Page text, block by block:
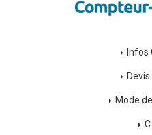
Infos
Mode